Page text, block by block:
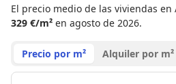
El precio medio de las viviendas en
329 €/m² en agosto de 2026.
Precio por m² Alquiler por m²